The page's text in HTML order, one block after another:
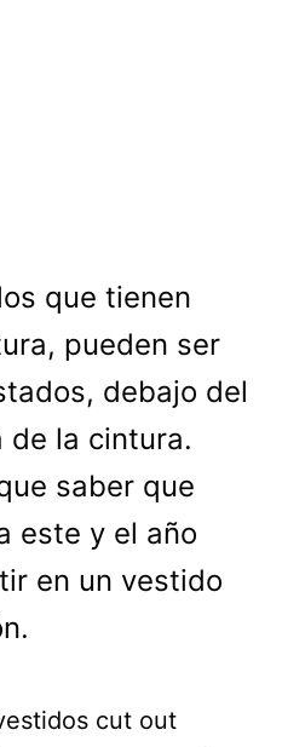
que tienen
pueden ser
debajo del
de la cintura.
saber que
este y el año
en un vestido
cut out